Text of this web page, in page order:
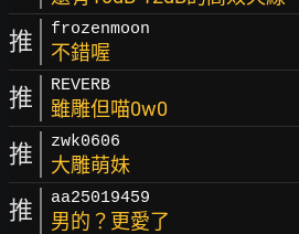
推 frozenmoon
不錯喔
推 REVERB
雖雕但喵0w0
推 zwk0606
大雕萌妹
推 aa25019459
男的？更愛了